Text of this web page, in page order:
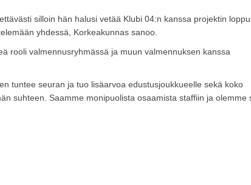
silloin hän halusi vetää Klubi 04:n kanssa projektin
yhdessä, Korkeakunnas sanoo.
rooli valmennusryhmässä ja muun valmennuksen kanssa
tuntee seuran ja tuo lisäarvoa edustusjoukkueelle sekä koko
suhteen. Saamme monipuolista osaamista staffiin ja olemme